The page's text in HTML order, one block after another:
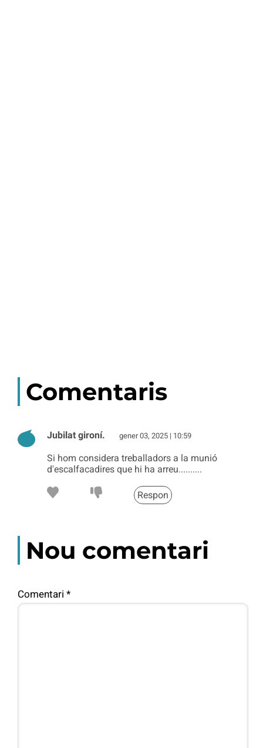
Comentaris
Jubilat gironí. gener 03, 2025 | 10:59
Si hom considera treballadors a la munió
d'escalfacadires que hi ha arreu..........
Respon
Nou comentari
Comentari *